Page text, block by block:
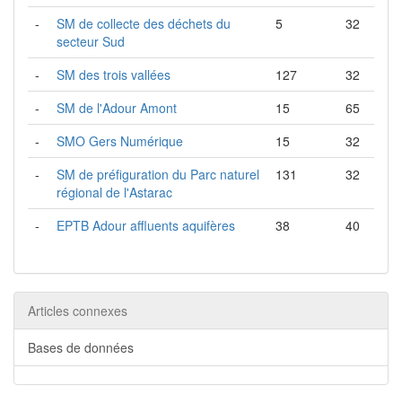
-
SM de collecte des déchets du
secteur Sud
5 32
- SM des trois vallées 127
32
-
SM de l'Adour Amont 15
65
-
SMO Gers Numérique 15
32
-
SM de préfiguration du Parc naturel
régional de l'Astarac
131 32
- EPTB Adour affluents aquifères 38 40
Articles connexes
Bases de données